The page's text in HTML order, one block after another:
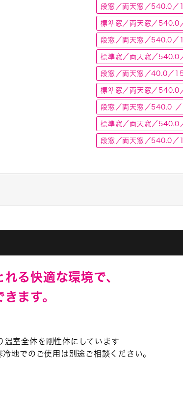
段窓／両天窓／540.0
標準窓／両天窓／
段窓／両天窓／540.0
標準窓／両天窓／
段窓／両天窓／40.0／
標準窓／両天窓／
段窓／両天窓／540.0
標準窓／両天窓／
段窓／両天窓／540.0
る快適な環境で、
ます。
室全体を剛性体にしています
地でのご使用は別途ご相談ください。